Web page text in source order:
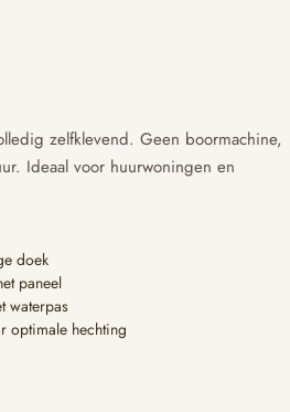
zelfklevend. Geen boormachine,
Ideaal voor huurwoningen en
doek
paneel
waterpas
optimale hechting